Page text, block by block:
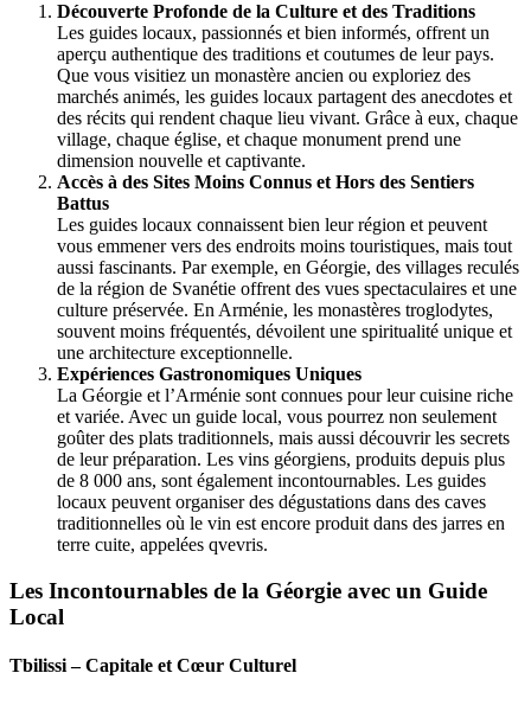
Découverte Profonde de la Culture et des Traditions
Les guides locaux, passionnés et bien informés, offrent un
aperçu authentique des traditions et coutumes de leur pays.
Que vous visitiez un monastère ancien ou exploriez des
marchés animés, les guides locaux partagent des anecdotes et
des récits qui rendent chaque lieu vivant. Grâce à eux, chaque
village, chaque église, et chaque monument prend une
dimension nouvelle et captivante.
Accès à des Sites Moins Connus et Hors des Sentiers
Battus
Les guides locaux connaissent bien leur région et peuvent
vous emmener vers des endroits moins touristiques, mais tout
aussi fascinants. Par exemple, en Géorgie, des villages reculés
de la région de Svanétie offrent des vues spectaculaires et une
culture préservée. En Arménie, les monastères troglodytes,
souvent moins fréquentés, dévoilent une spiritualité unique et
une architecture exceptionnelle.
Expériences Gastronomiques Uniques
La Géorgie et l’Arménie sont connues pour leur cuisine riche
et variée. Avec un guide local, vous pourrez non seulement
goûter des plats traditionnels, mais aussi découvrir les secrets
de leur préparation. Les vins géorgiens, produits depuis plus
de 8 000 ans, sont également incontournables. Les guides
locaux peuvent organiser des dégustations dans des caves
traditionnelles où le vin est encore produit dans des jarres en
terre cuite, appelées qvevris.
Les Incontournables de la Géorgie avec un Guide
Local
Tbilissi – Capitale et Cœur Culturel